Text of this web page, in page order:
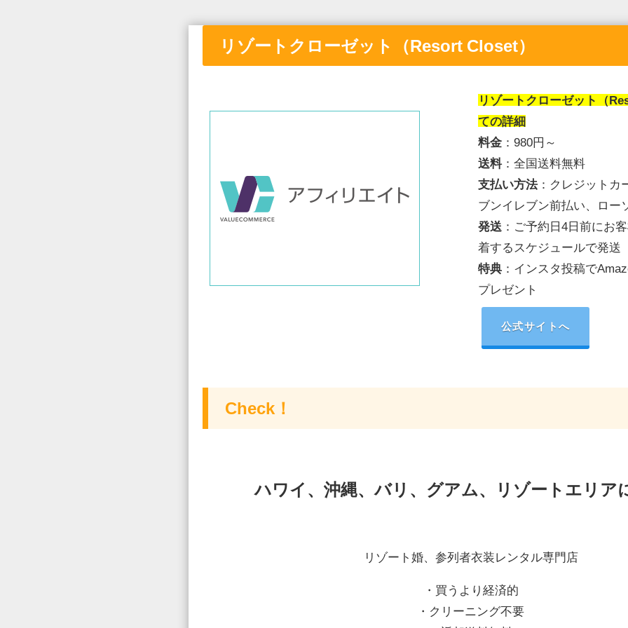
リゾートクローゼット（Resort Closet）
リゾートクローゼット（
ての詳細
料金：980円～
送料：全国送料無料
支払い方法：クレジットカ
ブンイレブン前払い、ロー
発送 ：
ご予約日4日前にお
着するスケジュ ールで発送
特典：インスタ投稿で
プレゼント
公式サイトへ
Check！
ハワイ、沖縄、バリ、グアム、リゾートエリア
リゾート婚、参列者衣装レンタル専門店
・買うより経済的
・クリーニング不要